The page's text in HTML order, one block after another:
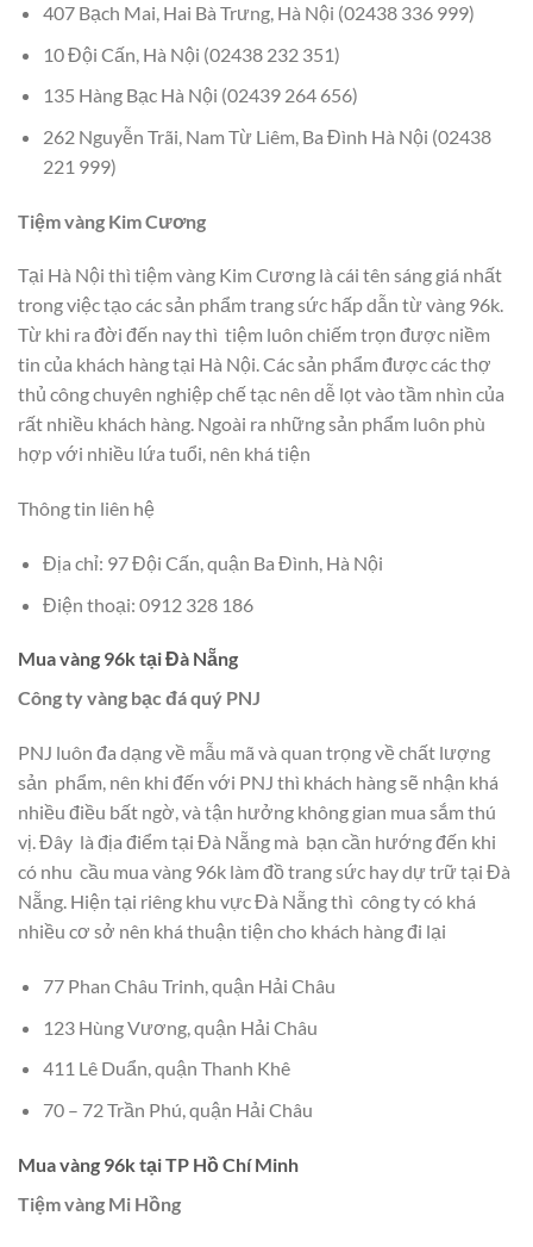
407 Bạch Mai, Hai Bà Trưng, Hà Nội (02438 336 999)
10 Đội Cấn, Hà Nội (02438 232 351)
135 Hàng Bạc Hà Nội (02439 264 656)
262 Nguyễn Trãi, Nam Từ Liêm, Ba Đình Hà Nội (02438
221 999)
Tiệm vàng Kim Cương
Tại Hà Nội thì tiệm vàng Kim Cương là cái tên sáng giá nhất
trong việc tạo các sản phẩm trang sức hấp dẫn từ vàng 96k.
Từ khi ra đời đến nay thì tiệm luôn chiếm trọn được niềm
tin của khách hàng tại Hà Nội. Các sản phẩm được các thợ
thủ công chuyên nghiệp chế tạc nên dễ lọt vào tầm nhìn của
rất nhiều khách hàng. Ngoài ra những sản phẩm luôn phù
hợp với nhiều lứa tuổi, nên khá tiện
Thông tin liên hệ
Địa chỉ: 97 Đội Cấn, quận Ba Đình, Hà Nội
Điện thoại: 0912 328 186
Mua vàng 96k tại Đà Nẵng
Công ty vàng bạc đá quý PNJ
PNJ luôn đa dạng về mẫu mã và quan trọng về chất lượng
sản phẩm, nên khi đến với PNJ thì khách hàng sẽ nhận khá
nhiều điều bất ngờ, và tận hưởng không gian mua sắm thú
vị. Đây là địa điểm tại Đà Nẵng mà bạn cần hướng đến khi
có nhu cầu mua vàng 96k làm đồ trang sức hay dự trữ tại Đà
Nẵng. Hiện tại riêng khu vực Đà Nẵng thì công ty có khá
nhiều cơ sở nên khá thuận tiện cho khách hàng đi lại
77 Phan Châu Trinh, quận Hải Châu
123 Hùng Vương, quận Hải Châu
411 Lê Duẩn, quận Thanh Khê
70 – 72 Trần Phú, quận Hải Châu
Mua vàng 96k tại TP Hồ Chí Minh
Tiệm vàng Mi Hồng